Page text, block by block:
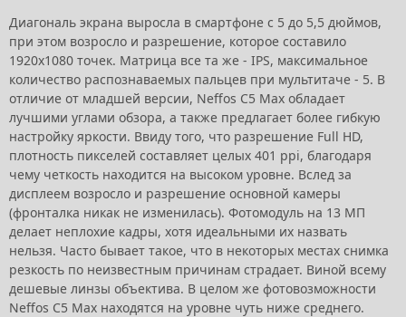
Диагональ экрана выросла в смартфоне с 5 до 5,5 дюймов,
при этом возросло и разрешение, которое составило
1920х1080 точек. Матрица все та же - IPS, максимальное
количество распознаваемых пальцев при мультитаче - 5. В
отличие от младшей версии, Neffos C5 Max обладает
лучшими углами обзора, а также предлагает более гибкую
настройку яркости. Ввиду того, что разрешение Full HD,
плотность пикселей составляет целых 401 ppi, благодаря
чему четкость находится на высоком уровне. Вслед за
дисплеем возросло и разрешение основной камеры
(фронталка никак не изменилась). Фотомодуль на 13 МП
делает неплохие кадры, хотя идеальными их назвать
нельзя. Часто бывает такое, что в некоторых местах снимка
резкость по неизвестным причинам страдает. Виной всему
дешевые линзы объектива. В целом же фотовозможности
Neffos C5 Max находятся на уровне чуть ниже среднего.